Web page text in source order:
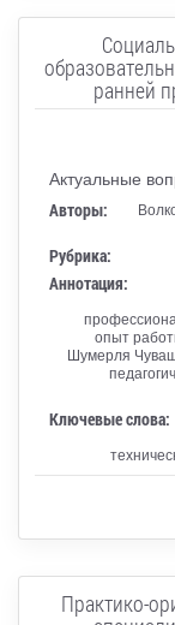
ранней
Актуальные
Авторы:
Рубрика:
Аннотация:
опыт
Шумерля
Ключевые слова:
Практико-